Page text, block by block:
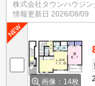
は事前にご相談く
株式会社タウンハウジ
情報更新日 2026/08/09
画像：14枚